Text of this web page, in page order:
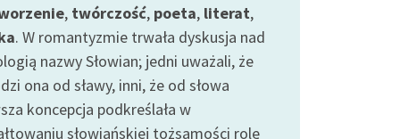
, twórczość, poeta, literat,
. W romantyzmie trwała dyskusja nad
nazwy Słowian; jedni uważali, że
ona od sławy, inni, że od słowa
koncepcja podkreślała w
słowiańskiej tożsamości rolę